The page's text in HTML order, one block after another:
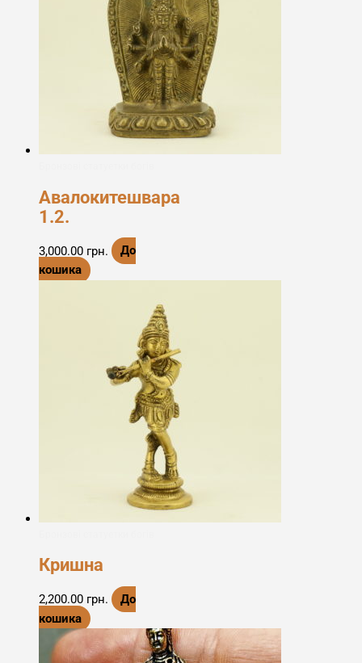
Авалокитешвара
1.2.
3,000.00 грн.
До
кошика
Кришна
2,200.00 грн.
До
кошика